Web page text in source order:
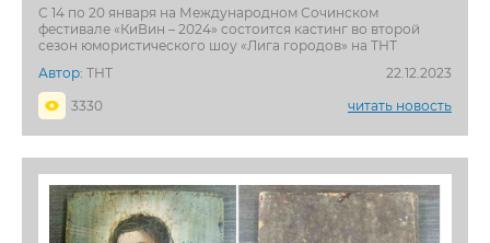
С 14 по 20 января на Международном Сочинском
фестивале «КиВин – 2024» состоится кастинг во второй
сезон юмористического шоу «Лига городов» на ТНТ
Автор: ТНТ
22.12.2023
3330
читать новость